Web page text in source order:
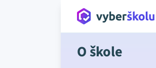
O škole